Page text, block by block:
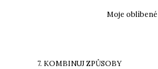
Moje oblíbené
7. KOMBINUJ ZPŮSOBY